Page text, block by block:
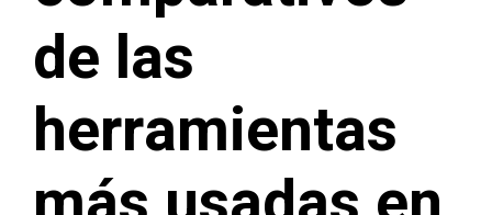
de las
herramientas